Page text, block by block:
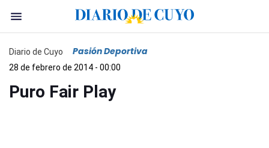
Diario de Cuyo Pasión Deportiva
28 de febrero de 2014 - 00:00
Puro Fair Play